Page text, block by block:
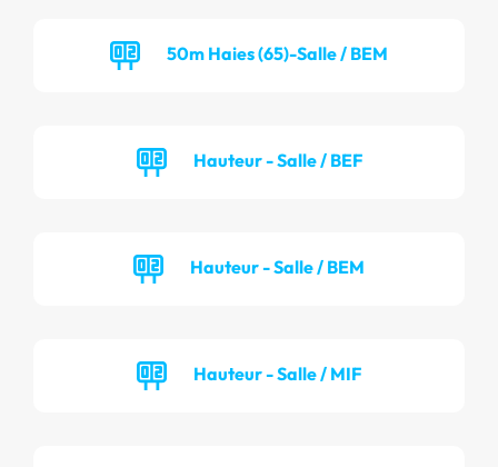
50m Haies (65)-Salle / BEM
Hauteur - Salle / BEF
Hauteur - Salle / BEM
Hauteur - Salle / MIF